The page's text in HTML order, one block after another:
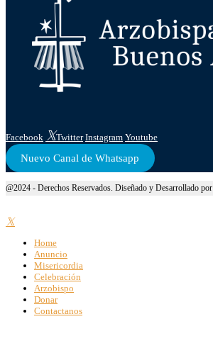
Facebook Twitter Instagram Youtube
Nuevo Canal de Whatsapp
@2024 - Derechos Reservados. Diseñado y Desarrollado por
Home
Anuncio
Misericordia
Celebración
Arzobispo
Donar
Contactanos